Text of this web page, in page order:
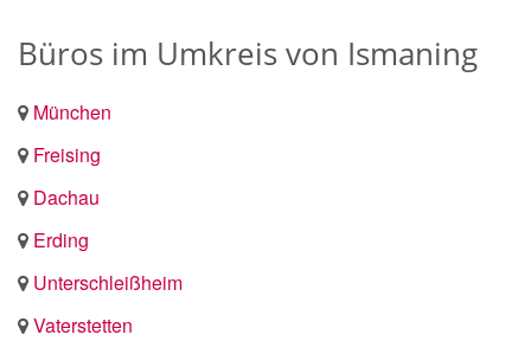
Büros im Umkreis von Ismaning
München
Freising
Dachau
Erding
Unterschleißheim
Vaterstetten